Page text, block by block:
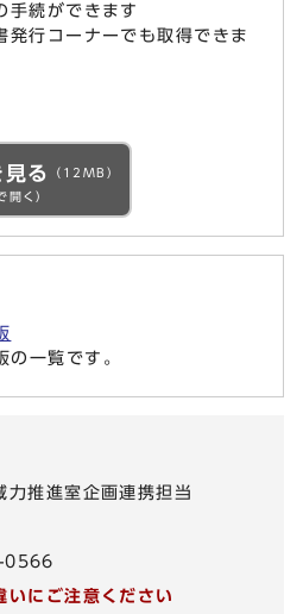
手続ができます
発行コーナーでも取得できま
る
（12MB）
開く）
の一覧です。
推進室企画連携担当
0566
いにご注意ください